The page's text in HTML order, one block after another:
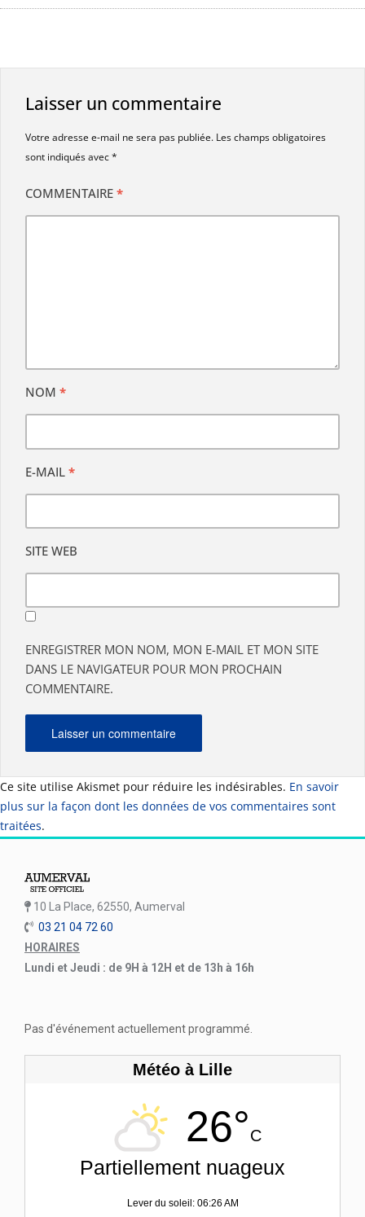
Laisser un commentaire
Votre adresse e-mail ne sera pas publiée. Les champs obligatoires
sont indiqués avec*
COMMENTAIRE *
NOM *
E-MAIL *
SITE WEB
ENREGISTRER MON NOM, MON E-MAIL ET MON SITE
DANS LE NAVIGATEUR POUR MON PROCHAIN
COMMENTAIRE.
Ce site utilise Akismet pour réduire les indésirables. En savoir
plus sur la façon dont les données de vos commentaires sont
traitées.
10 La Place, 62550, Aumerval
03 21 04 72 60
HORAIRES
Lundi et Jeudi : de 9H à 12H et de 13h à 16h
Pas d'événement actuellement programmé.
Météo à Lille
26°C
Partiellement nuageux
Lever du soleil: 06:26 AM